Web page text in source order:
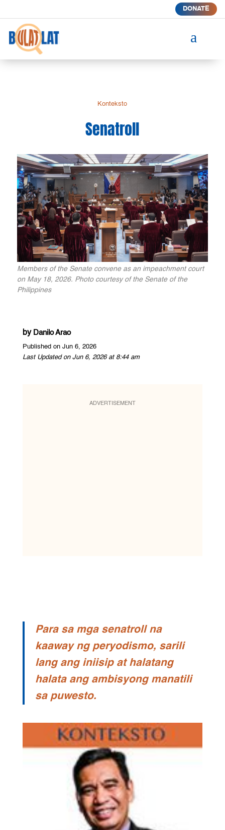
DONATE
a
Konteksto
Senatroll
Members of the Senate convene as an impeachment court
on May 18, 2026. Photo courtesy of the Senate of the
Philippines
by Danilo Arao
Published on Jun 6, 2026
Last Updated on Jun 6, 2026 at 8:44 am
ADVERTISEMENT
Para sa mga senatroll na
kaaway ng peryodismo, sarili
lang ang iniisip at halatang
halata ang ambisyong manatili
sa puwesto.